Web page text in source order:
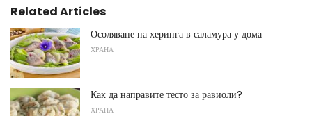
Related Articles
Осоляване на херинга в саламура у дома
ХРАНА
Как да направите тесто за равиоли?
ХРАНА